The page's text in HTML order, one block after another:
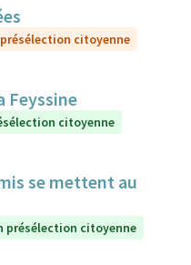
citoyenne
Feyssine
citoyenne
se mettent au
présélection citoyenne